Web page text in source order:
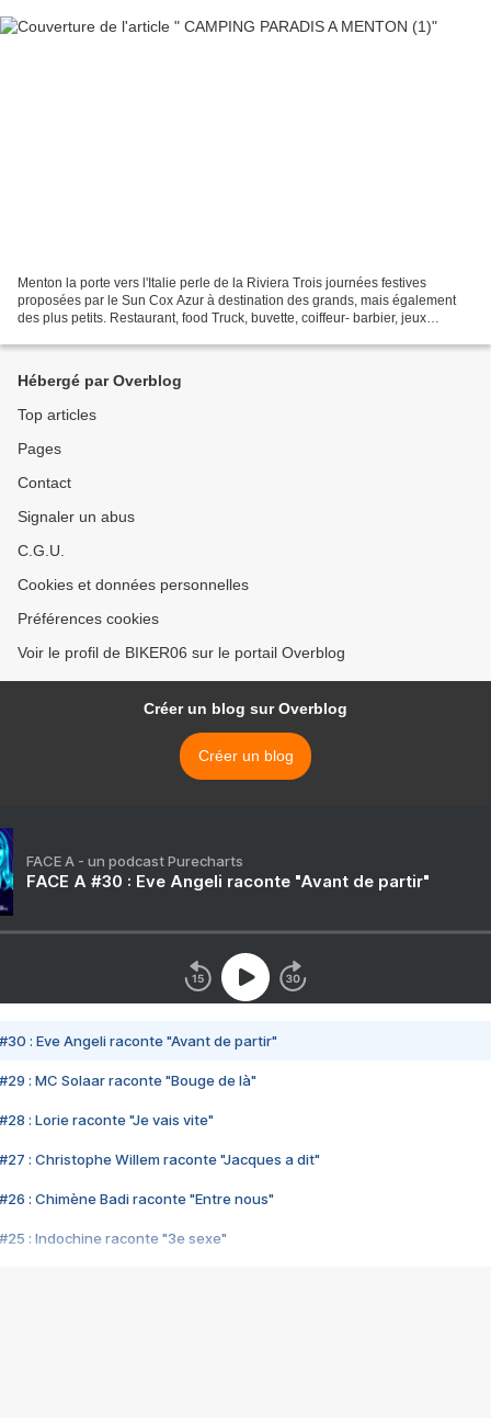
Menton la porte vers l'Italie perle de la Riviera Trois journées festives
proposées par le Sun Cox Azur à destination des grands, mais également
des plus petits. Restaurant, food Truck, buvette, coiffeur- barbier, jeux
Hébergé par Overblog
Top articles
Pages
Contact
Signaler un abus
C.G.U.
Cookies et données personnelles
Préférences cookies
Voir le profil de BIKER06 sur le portail Overblog
Créer un blog sur Overblog
Créer un blog
FACE A - un podcast Purecharts
FACE A #30 : Eve Angeli raconte "Avant de partir"
#30 : Eve Angeli raconte "Avant de partir"
#29 : MC Solaar raconte "Bouge de là"
#28 : Lorie raconte "Je vais vite"
#27 : Christophe Willem raconte "Jacques a dit"
#26 : Chimène Badi raconte "Entre nous"
#25 : Indochine raconte "3e sexe"